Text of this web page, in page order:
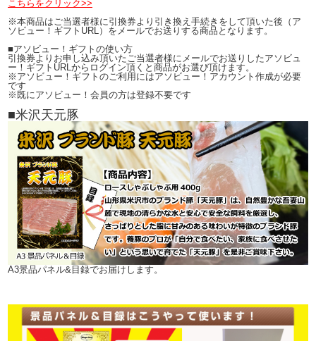
こちらをクリック>>
※本商品はご当選者様に引換券より引き換え手続きをして頂いた後（ア
ソビュー！ギフトURL）をメールでお送りする商品となります。
■アソビュー！ギフトの使い方
引換券よりお申し込み頂いたご当選者様にメールでお送りしたアソビュ
ー！ギフトURLからログイン頂くと商品がお選び頂けます。
※アソビュー！ギフトのご利用にはアソビュー！アカウント作成が必要
です
※既にアソビュー！会員の方は登録不要です
■米沢天元豚
A3景品パネル&目録でお届けします。